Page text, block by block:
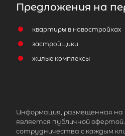
Предложения на
квартиры в новостройках
застройщики
жилые комплексы
Информация, размещенная
является публичной офертой.
сотрудничества с каждым